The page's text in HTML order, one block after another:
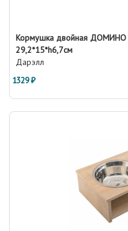
Кормушка двойная ДОМИНО
29,2*15*h6,7см
Дарэлл
1329 ₽